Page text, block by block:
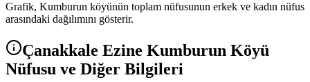
Grafik, Kumburun köyünün toplam nüfusunun erkek ve kadın nüfus
arasındaki dağılımını gösterir.
Çanakkale Ezine Kumburun Köyü
Nüfusu ve Diğer Bilgileri